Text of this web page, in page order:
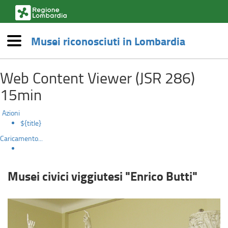
al
contenuto
principale
Musei
civici
viggiutesi
"Enrico
Butti"
esterno,
apre
una
finestra)
Menù
Musei riconosciuti in Lombardia
Web Content Viewer (JSR 286)
15min
Azioni
${title}
Caricamento...
Musei civici viggiutesi "Enrico Butti"